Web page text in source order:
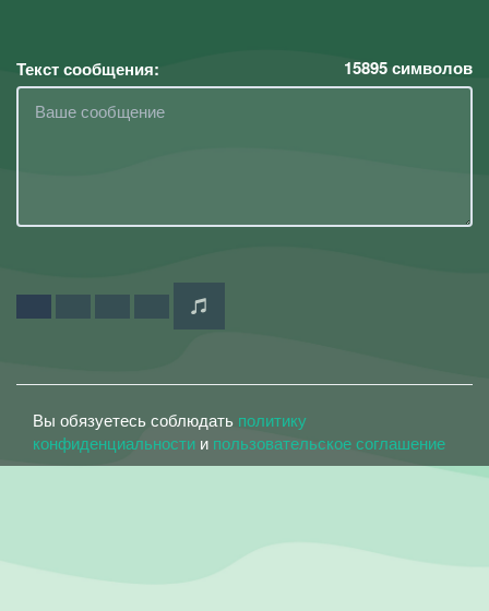
Текст сообщения: 15895символов
Вы обязуетесь соблюдать политику
конфиденциальности и пользовательское соглашение